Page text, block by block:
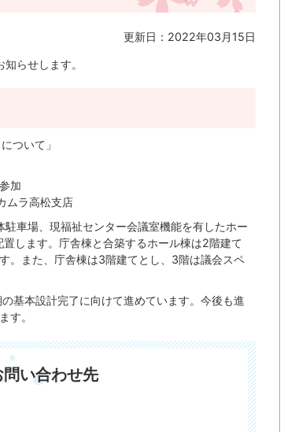
更新日：2022年03月15日
らせします。
ついて」
加
ムラ高松支店
車場、現福祉センター会議室機能を有したホー
します。庁舎棟と合築するホール棟は2階建て
。また、庁舎棟は3階建てとし、3階は議会スペ
基本設計完了に向けて進めています。今後も進
す。
い合わせ先